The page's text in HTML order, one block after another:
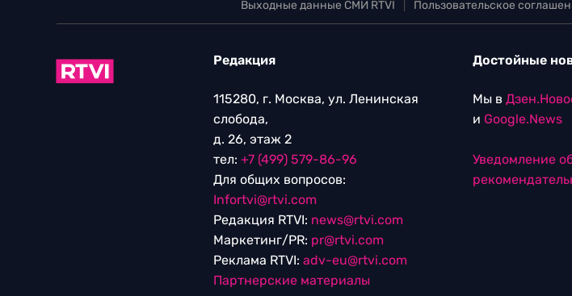
Выходные данные СМИ RTVI Пользовательское
Редакция
115280, г. Москва, ул. Ленинская
слобода,
д. 26, этаж 2
тел: +7 (499) 579-86-96
Для общих вопросов:
Infortvi@rtvi.com
Редакция RTVI: news@rtvi.com
Маркетинг/PR: pr@rtvi.com
Реклама RTVI: adv-eu@rtvi.com
Партнерские материалы
Достойные
Мы в
и Google.News
Уведомление